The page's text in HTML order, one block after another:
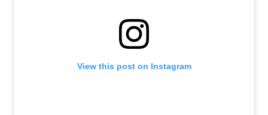
View this post on Instagram